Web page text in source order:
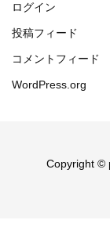
ログイン
投稿フィード
コメントフィード
WordPress.org
Copyright ©